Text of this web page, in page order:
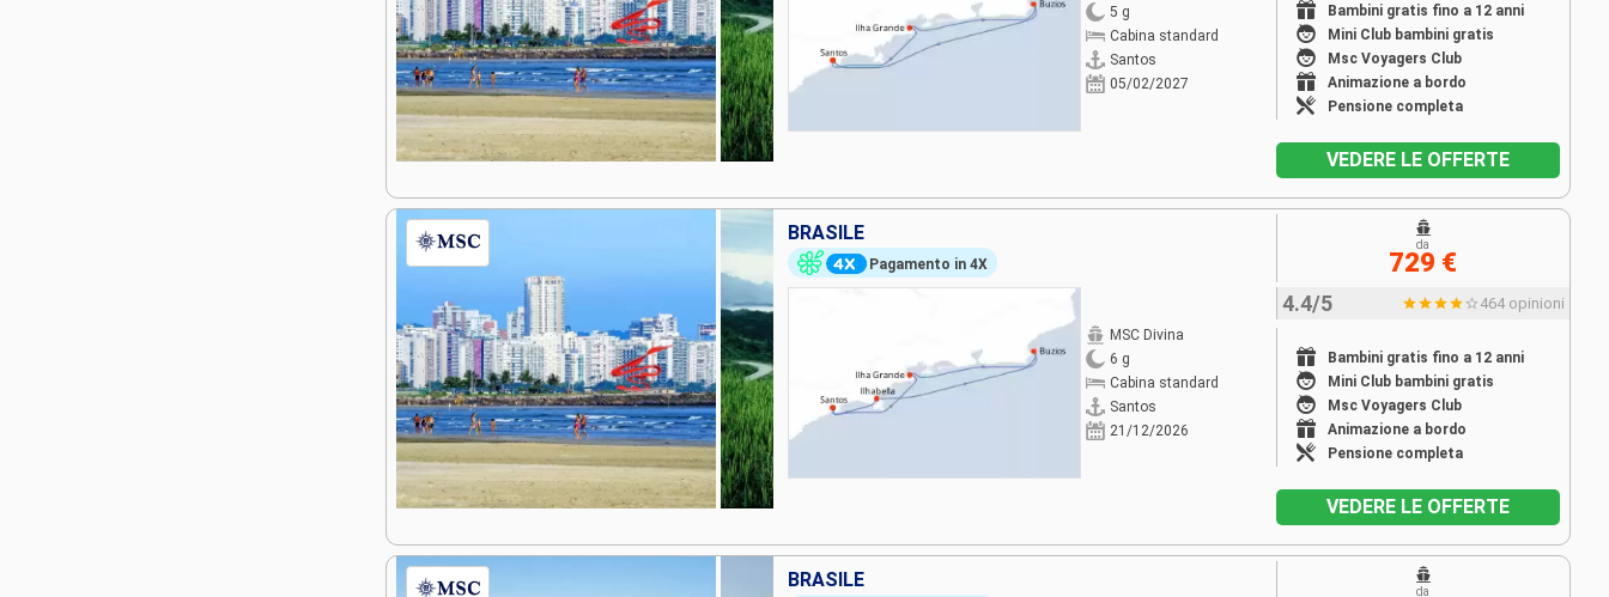
5 g
Cabina standard
Santos
05/02/2027
Bambini gratis fino a 12 anni
Mini Club bambini gratis
Msc Voyagers Club
Animazione a bordo
Pensione completa
VEDERE LE OFFERTE
BRASILE
Pagamento in 4X
MSC Divina
6 g
Cabina standard
Santos
21/12/2026
4.4/5 464 opinioni
Bambini gratis fino a 12 anni
Mini Club bambini gratis
Msc Voyagers Club
Animazione a bordo
Pensione completa
da
729 €
VEDERE LE OFFERTE
BRASILE
da